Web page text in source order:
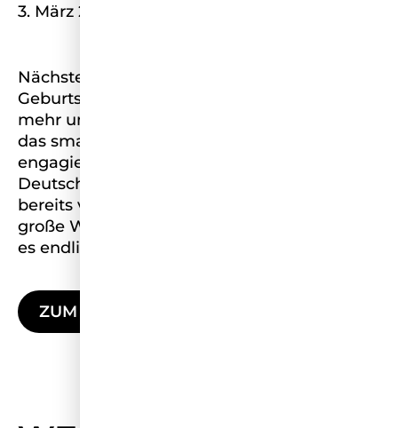
3. März 2026
Nächstes Jahr feiert Miss Germany ihren 100.
Geburtstag – und dabei geht es längst nicht
mehr um die Schönste im Land, sondern um
das smarteste, kompetenteste,
engagierteste weibliche Vorbild
Deutschlands. Diese Transformation wurde
bereits vor sechs Jahren eingeläutet. Eine
große Werbeoffensive soll dafür sorgen, dass
es endlich alle mitbekommen.
ZUM ARTIKEL